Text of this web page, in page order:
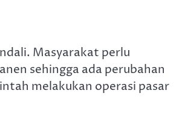
Masyarakat perlu
sehingga ada perubahan
melakukan operasi pasar